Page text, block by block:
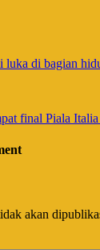
luka di bagian
final Piala Italia
akan